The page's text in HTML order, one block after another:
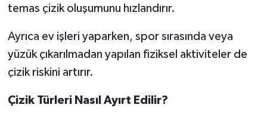
temas çizik oluşumunu hızlandırır.
Ayrıca ev işleri yaparken, spor sırasında veya
yüzük çıkarılmadan yapılan fiziksel aktiviteler de
çizik riskini artırır.
Çizik Türleri Nasıl Ayırt Edilir?